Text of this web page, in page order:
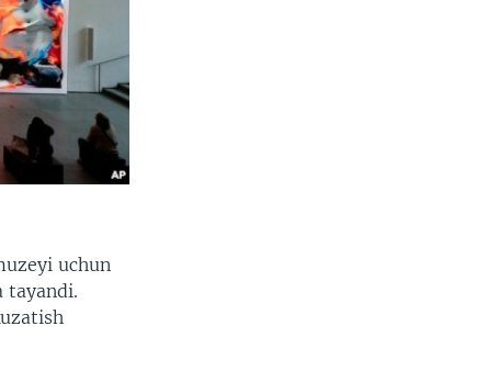
uchun
tayandi.